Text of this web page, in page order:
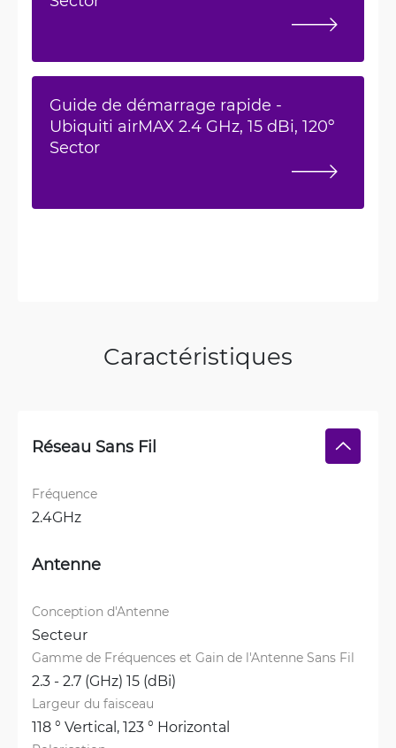
Guide de démarrage rapide -
Ubiquiti airMAX 2.4 GHz, 15 dBi, 120º
Sector
Caractéristiques
Réseau Sans Fil
Fréquence
2.4GHz
Antenne
Conception d'Antenne
Secteur
Gamme de Fréquences et Gain de l'Antenne Sans Fil
2.3 - 2.7 (GHz) 15 (dBi)
Largeur du faisceau
118 ° Vertical, 123 ° Horizontal